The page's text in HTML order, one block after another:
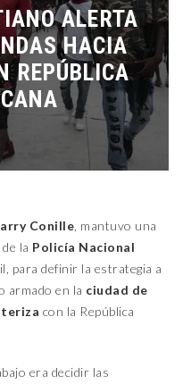
ALERTA
HACIA
REPÚBLICA
Conille , mantuvo una
la Policía Nacional
para definir la estrategia a
armado en la ciudad de
con la República
era decidir las